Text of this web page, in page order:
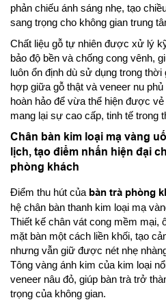
phản chiếu ánh sáng nhẹ, tạo
sang trọng cho không gian trung
Chất liệu gỗ tự nhiên được xử lý
bảo độ bền và chống cong vênh,
luôn ổn định dù sử dụng trong thời
hợp giữa gỗ thật và veneer nu
hoàn hảo để vừa thể hiện được
mang lại sự cao cấp, tinh tế trong
Chân bàn kim loại mạ vàng
lịch, tạo điểm nhấn hiện đại
phòng khách
Điểm thu hút của bàn trà phòng
hệ chân bàn thanh kim loại mạ
Thiết kế chân vát cong mềm mại,
mặt bàn một cách liền khối, tạo
nhưng vẫn giữ được nét nhẹ
Tông vàng ánh kim của kim loại
veneer nâu đỏ, giúp bàn trà trở
trọng của không gian.